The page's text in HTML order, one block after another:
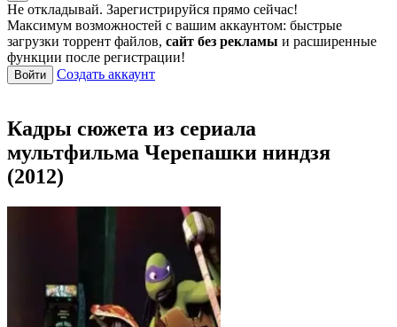
Не откладывай. Зарегистрируйся прямо сейчас!
Максимум возможностей с вашим аккаунтом: быстрые
загрузки торрент файлов, сайт без рекламы и расширенные
функции после регистрации!
Войти Создать аккаунт
Кадры сюжета из сериала
мультфильма Черепашки ниндзя
(2012)